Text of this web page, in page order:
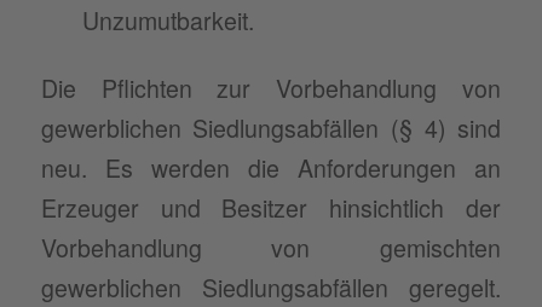
Unzumutbarkeit.
Die Pflichten zur Vorbehandlung von
gewerblichen Siedlungsabfällen (§ 4) sind
neu. Es werden die Anforderungen an
Erzeuger und Besitzer hinsichtlich der
Vorbehandlung von gemischten
gewerblichen Siedlungsabfällen geregelt.